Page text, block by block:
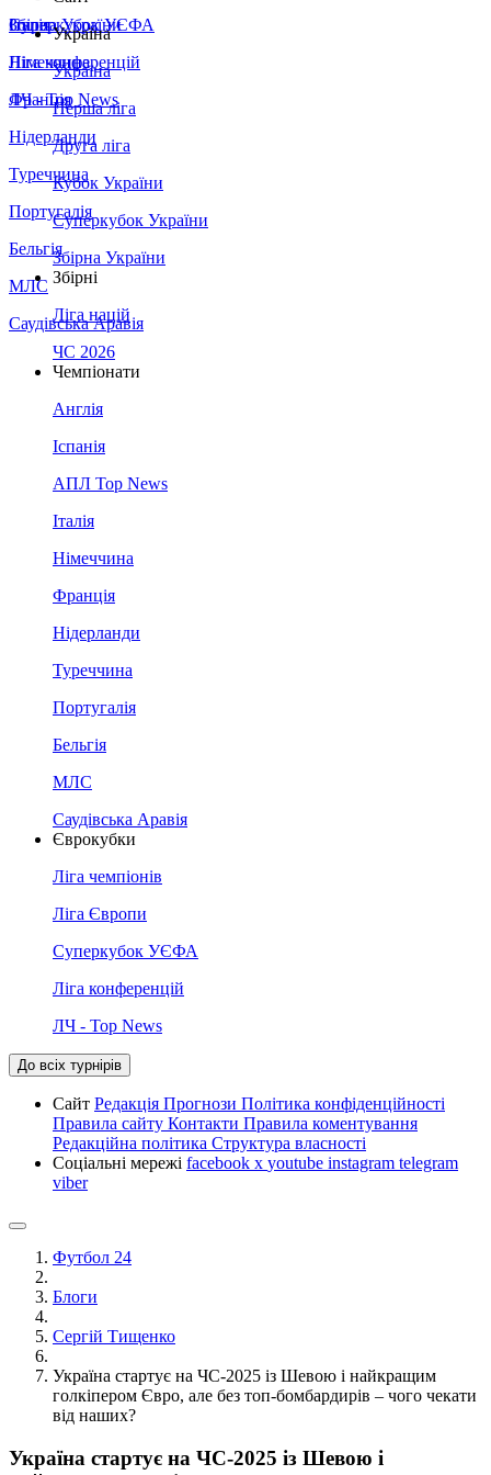
Збірна України
Італія
Німеччина
Франція
Нідерланди
Туреччина
Португалія
Бельгія
МЛС
Саудівська Аравія
Суперкубок УЄФА
Ліга конференцій
ЛЧ - Top News
Україна
Україна
Перша ліга
Друга ліга
Кубок України
Суперкубок України
Збірна України
Збірні
Ліга націй
ЧС 2026
Чемпіонати
Англія
Іспанія
АПЛ Top News
Італія
Німеччина
Франція
Нідерланди
Туреччина
Португалія
Бельгія
МЛС
Саудівська Аравія
Єврокубки
Ліга чемпіонів
Ліга Європи
Суперкубок УЄФА
Ліга конференцій
ЛЧ - Top News
До всіх турнірів
Сайт Редакція Прогнози Політика конфіденційності
Правила сайту Контакти Правила коментування
Редакційна політика Структура власності
Соціальні мережі facebook x youtube instagram telegram
viber
Футбол 24
Блоги
Сергій Тищенко
Україна стартує на ЧС-2025 із Шевою і найкращим
голкіпером Євро, але без топ-бомбардирів – чого чекати
від наших?
Україна стартує на ЧС-2025 із Шевою і